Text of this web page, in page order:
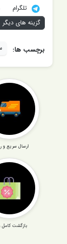
تلگرام
گزینه های دیگر
برچسب ها:
ارسال سریع و
بازگشت